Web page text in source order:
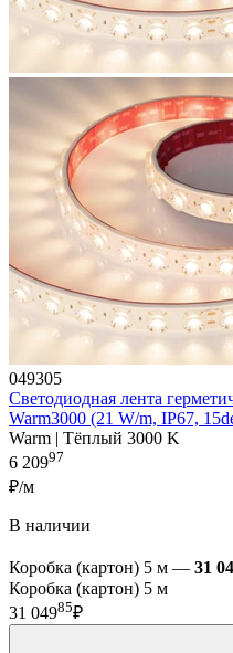
049305
Светодиодная лента
Warm3000 (21 W/m, IP67,
Warm | Тёплый 3000 K
6 20997
₽/м
В наличии
Коробка (картон) 5 м — 31
Коробка (картон) 5 м
31 04985₽